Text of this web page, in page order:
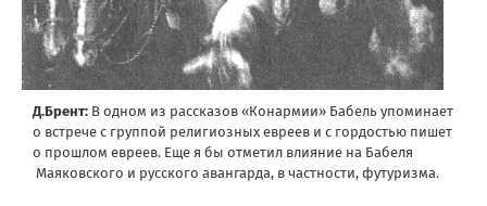
Д.Брент: В одном из рассказов «Конармии» Бабель упоминает
о встрече с группой религиозных евреев и с гордостью пишет
о прошлом евреев. Еще я бы отметил влияние на Бабеля
Маяковского и русского авангарда, в частности, футуризма.